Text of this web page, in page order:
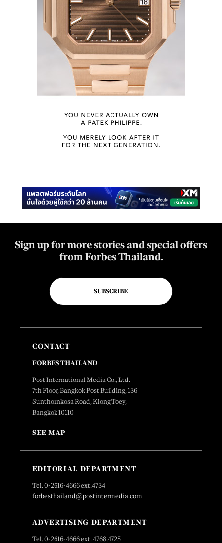
Sign up for more stories and special offers
from Forbes Thailand.
SUBSCRIBE
CONTACT
FORBES THAILAND
Post International Media Co., Ltd.
7th Floor, Bangkok Post Building, 136
Sunthornkosa Road, Klong Toey,
Bangkok 10110
SEE MAP
EDITORIAL DEPARTMENT
Tel. 0-2616-4666 ext.4734
forbesthailand@postintermedia.com
ADVERTISING DEPARTMENT
Tel. 0-2616-4666 ext. 4768,4725